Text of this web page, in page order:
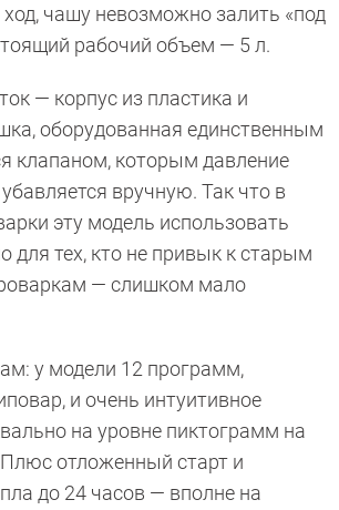
чашу невозможно залить «под
рабочий объем — 5 л.
— корпус из пластика и
оборудованная единственным
клапаном, которым давление
вручную. Так что в
эту модель использовать
для тех, кто не привык к старым
— слишком мало
у модели 12 программ,
и очень интуитивное
на уровне пиктограмм на
отложенный старт и
до 24 часов — вполне на